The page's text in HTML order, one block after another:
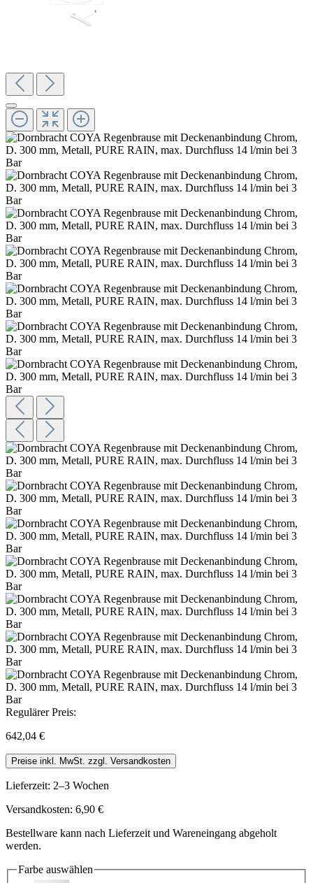
Regulärer Preis:
642,04 €
Preise inkl. MwSt. zzgl. Versandkosten
Lieferzeit: 2–3 Wochen
Versandkosten: 6,90 €
Bestellware kann nach Lieferzeit und Wareneingang abgeholt
werden.
Farbe auswählen